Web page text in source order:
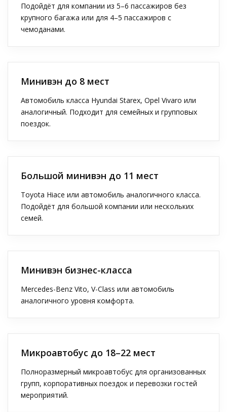
Подойдёт для компании из 5–6 пассажиров без
крупного багажа или для 4–5 пассажиров с
чемоданами.
Минивэн до 8 мест
Автомобиль класса Hyundai Starex, Opel Vivaro или
аналогичный. Подходит для семейных и групповых
поездок.
Большой минивэн до 11 мест
Toyota Hiace или автомобиль аналогичного класса.
Подойдёт для большой компании или нескольких
семей.
Минивэн бизнес-класса
Mercedes-Benz Vito, V-Class или автомобиль
аналогичного уровня комфорта.
Микроавтобус до 18–22 мест
Полноразмерный микроавтобус для организованных
групп, корпоративных поездок и перевозки гостей
мероприятий.